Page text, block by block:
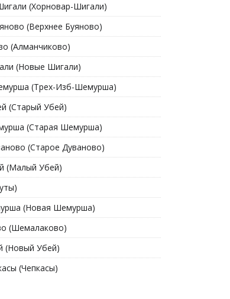
(Хорновар-Шигали)
(Верхнее Буяново)
(Алманчиково)
(Новые Шигали)
(Трех-Изб-Шемурша)
(Старый Убей)
(Старая Шемурша)
(Старое Дуваново)
(Малый Убей)
(Новая Шемурша)
(Шемалаково)
(Новый Убей)
(Чепкасы)